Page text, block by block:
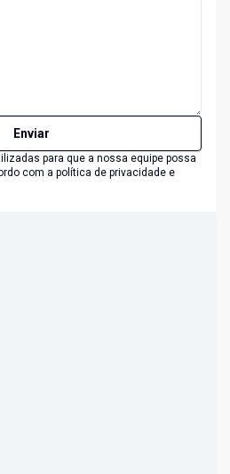
Enviar
para que a nossa equipe possa
com a política de privacidade e